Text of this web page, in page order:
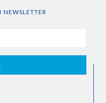
NEWSLETTER